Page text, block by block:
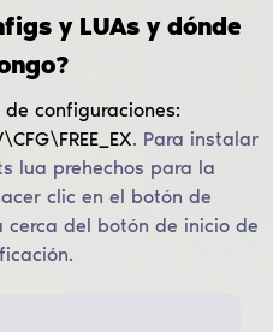
y LUAs y dónde
configuraciones:
. Para instalar
lua prehechos para la
clic en el botón de
cerca del botón de inicio de